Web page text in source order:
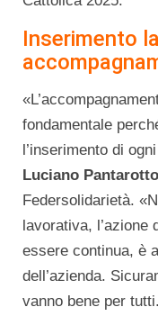
Inserimento
fondamentale
l’inserimento di
Luciano Pantarotto
Federsolidarietà.
lavorativa, l’azione
essere continua, è
dell’azienda.
vanno bene per